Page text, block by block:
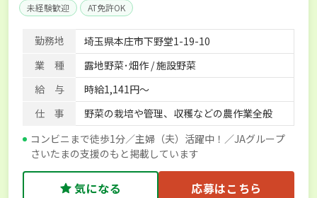
未経験歓迎
AT免許OK
勤務地
埼玉県本庄市下野堂1-19-10
業 種
露地野菜･畑作 / 施設野菜
給 与
時給1,141円～
仕 事
野菜の栽培や管理、収穫などの農作業全般
コンビニまで徒歩1分／主婦（夫）活躍中！／JAグループ
さいたまの支援のもと掲載しています
気になる 応募はこちら